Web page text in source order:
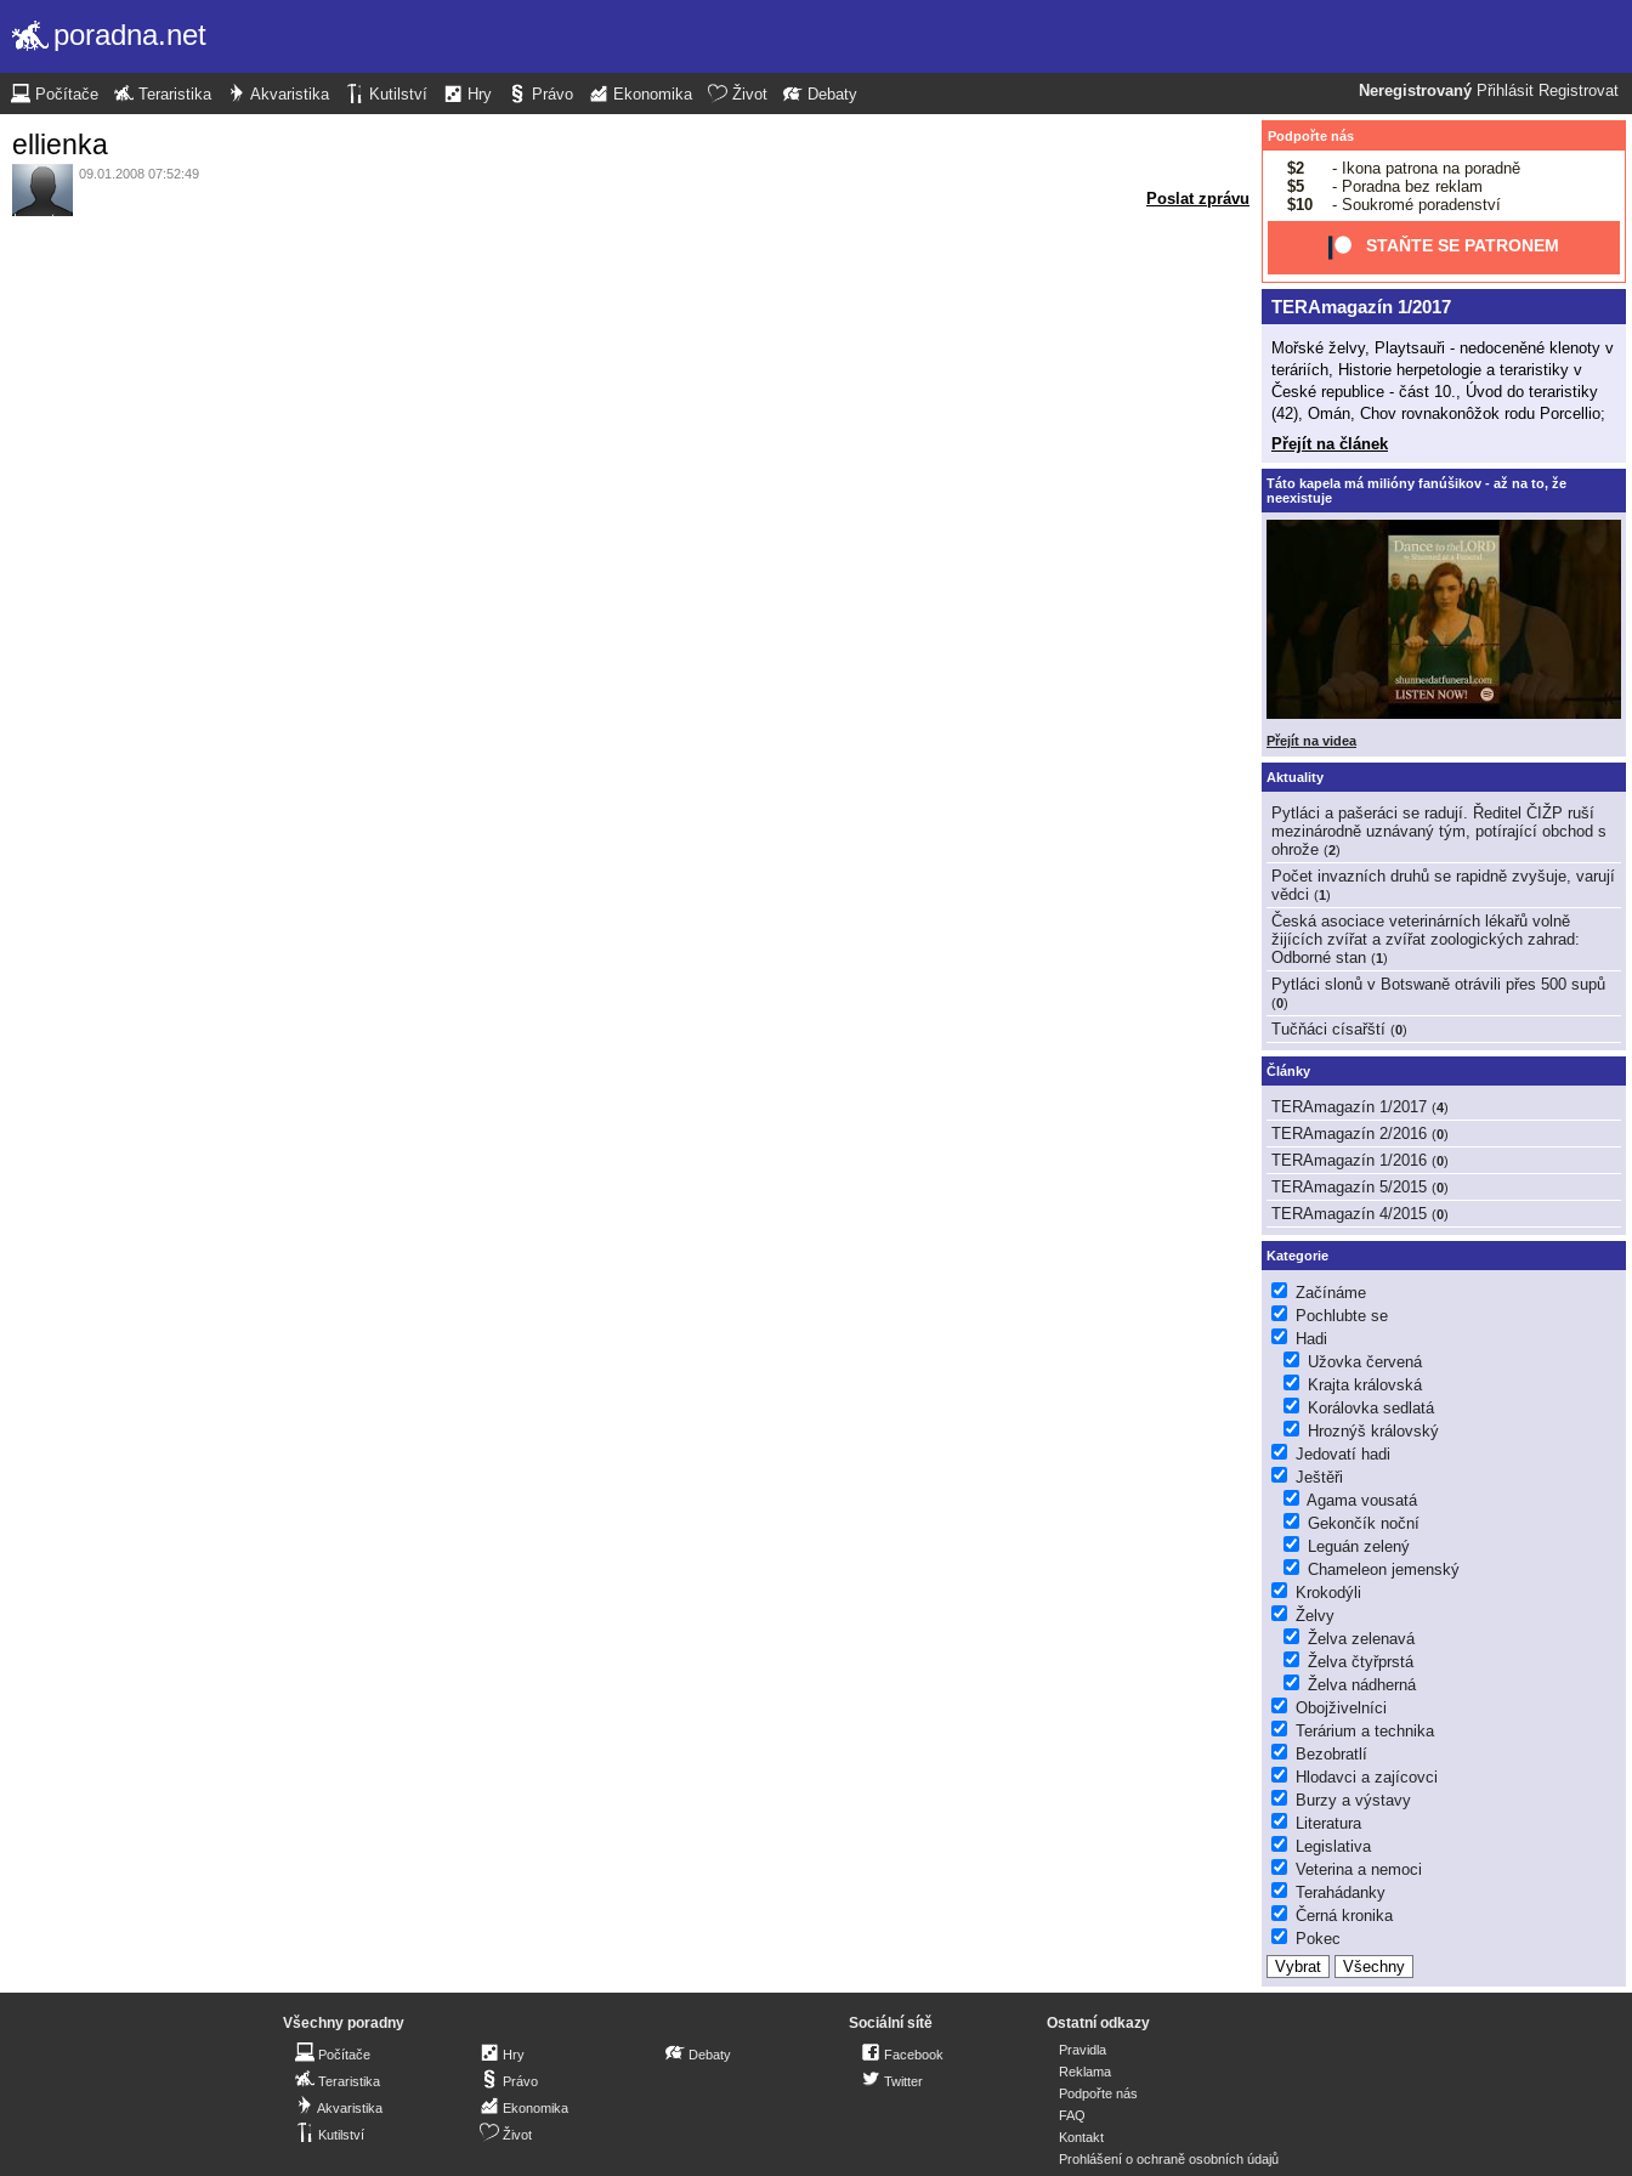
poradna.net
Neregistrovaný Přihlásit Registrovat
Počítače Teraristika Akvaristika Kutilství Hry Právo Ekonomika Život Debaty
ellienka
09.01.2008 07:52:49
Poslat zprávu
Podpořte nás
$2
- Ikona patrona na poradně
$5
- Poradna bez reklam
$10
- Soukromé poradenství
STAŇTE SE PATRONEM
TERAmagazín 1/2017
Mořské želvy, Playtsauři - nedoceněné klenoty v
teráriích, Historie herpetologie a teraristiky v
České republice - část 10., Úvod do teraristiky
(42), Omán, Chov rovnakonôžok rodu Porcellio;
Přejít na článek
Táto kapela má milióny fanúšikov - až na to, že
neexistuje
Přejít na videa
Aktuality
Pytláci a pašeráci se radují. Ředitel ČIŽP ruší
mezinárodně uznávaný tým, potírající obchod s
ohrože (2)
Počet invazních druhů se rapidně zvyšuje, varují
vědci (1)
Česká asociace veterinárních lékařů volně
žijících zvířat a zvířat zoologických zahrad:
Odborné stan (1)
Pytláci slonů v Botswaně otrávili přes 500 supů
(0)
Tučňáci císařští (0)
Články
TERAmagazín 1/2017 (4)
TERAmagazín 2/2016 (0)
TERAmagazín 1/2016 (0)
TERAmagazín 5/2015 (0)
TERAmagazín 4/2015 (0)
Kategorie
Začínáme
Pochlubte se
Hadi
Užovka červená
Krajta královská
Korálovka sedlatá
Hroznýš královský
Jedovatí hadi
Ještěři
Agama vousatá
Gekončík noční
Leguán zelený
Chameleon jemenský
Krokodýli
Želvy
Želva zelenavá
Želva čtyřprstá
Želva nádherná
Obojživelníci
Terárium a technika
Bezobratlí
Hlodavci a zajícovci
Burzy a výstavy
Literatura
Legislativa
Veterina a nemoci
Terahádanky
Černá kronika
Pokec
Všechny poradny
Počítače
Teraristika
Akvaristika
Kutilství
Hry
Právo
Ekonomika
Život
Debaty
Sociální sítě
Facebook
Twitter
Ostatní odkazy
Pravidla
Reklama
Podpořte nás
FAQ
Kontakt
Prohlášení o ochraně osobních údajů